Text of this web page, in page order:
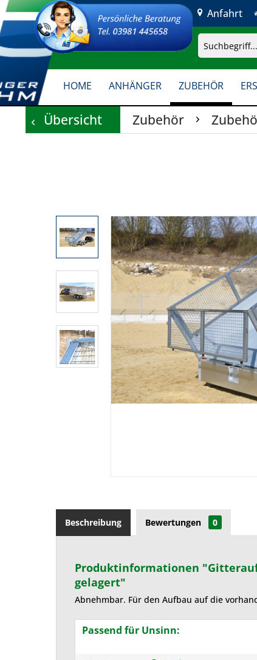
Anfahrt
HOME ANHÄNGER ZUBEHÖR
Übersicht Zubehör
Beschreibung Bewertungen 0
Produktinformationen
gelagert"
Abnehmbar. Für den Aufbau auf die
Passend für Unsinn: